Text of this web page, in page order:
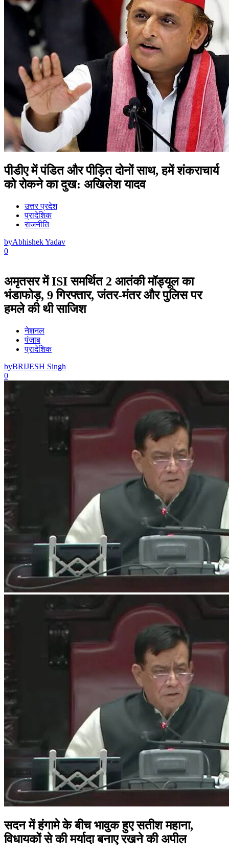
पीडीए में पंडित और पीड़ित दोनों साथ, हमें शंकराचार्य
को रोकने का दुख: अखिलेश यादव
उत्तर प्रदेश
प्रादेशिक
राजनीति
byAbhishek Yadav
0
अमृतसर में ISI समर्थित 2 आतंकी मॉड्यूल का
भंडाफोड़, 9 गिरफ्तार, जंतर-मंतर और पुलिस पर
हमले की थी साजिश
नेशनल
पंजाब
प्रादेशिक
byBRIJESH Singh
0
सदन में हंगामे के बीच भावुक हुए सतीश महाना,
विधायकों से की मर्यादा बनाए रखने की अपील